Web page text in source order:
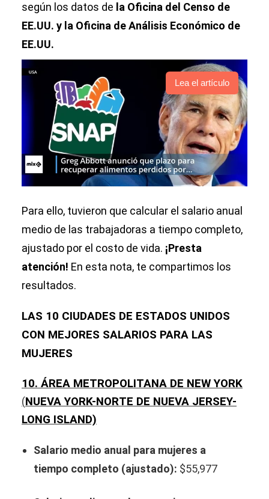
según los datos de la Oficina del Censo de
EE.UU. y la Oficina de Análisis Económico de
EE.UU.
Lea el artículo
Para ello, tuvieron que calcular el salario anual
medio de las trabajadoras a tiempo completo,
ajustado por el costo de vida. ¡Presta
atención! En esta nota, te compartimos los
resultados.
LAS 10 CIUDADES DE ESTADOS UNIDOS
CON MEJORES SALARIOS PARA LAS
MUJERES
10. ÁREA METROPOLITANA DE NEW YORK
(NUEVA YORK-NORTE DE NUEVA JERSEY-
LONG ISLAND)
Salario medio anual para mujeres a
tiempo completo (ajustado): $55,977